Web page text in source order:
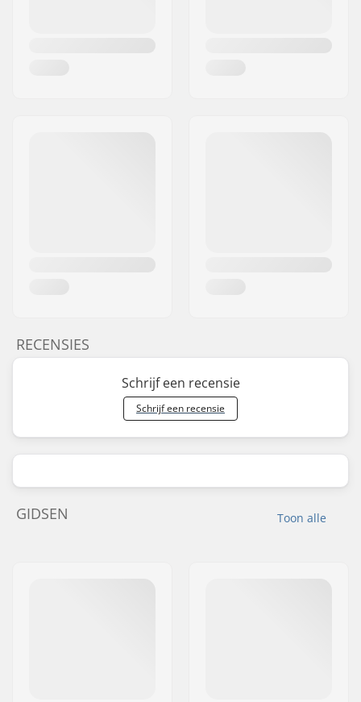
RECENSIES
Schrijf een recensie
Schrijf een recensie
Toon alle
GIDSEN